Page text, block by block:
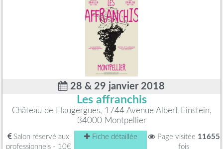
28 & 29 janvier 2018
Les affranchis
Château de Flaugergues, 1744 Avenue Albert Einstein,
34000 Montpellier
Salon réservé aux
professionnels - 10€
Fiche détaillée Page visitée 11655
fois